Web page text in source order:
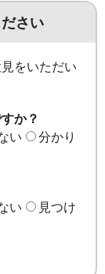
さい
をいただい
か？
い
分かり
い
見つけ